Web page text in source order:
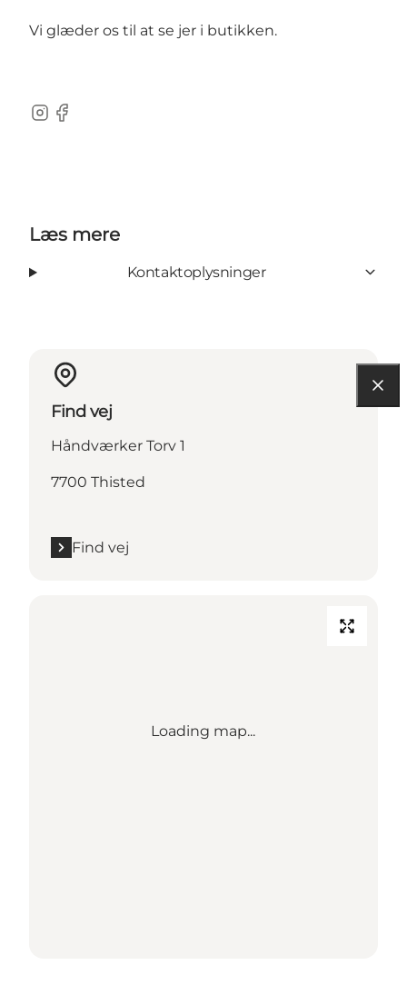
Vi glæder os til at se jer i butikken.
Instagram
Facebook
Læs mere
Kontaktoplysninger
Find vej
Håndværker Torv 1
7700 Thisted
Find vej
Loading map...